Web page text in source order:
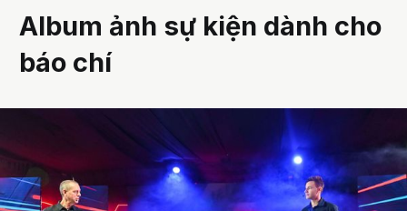
Album ảnh sự kiện dành cho
báo chí